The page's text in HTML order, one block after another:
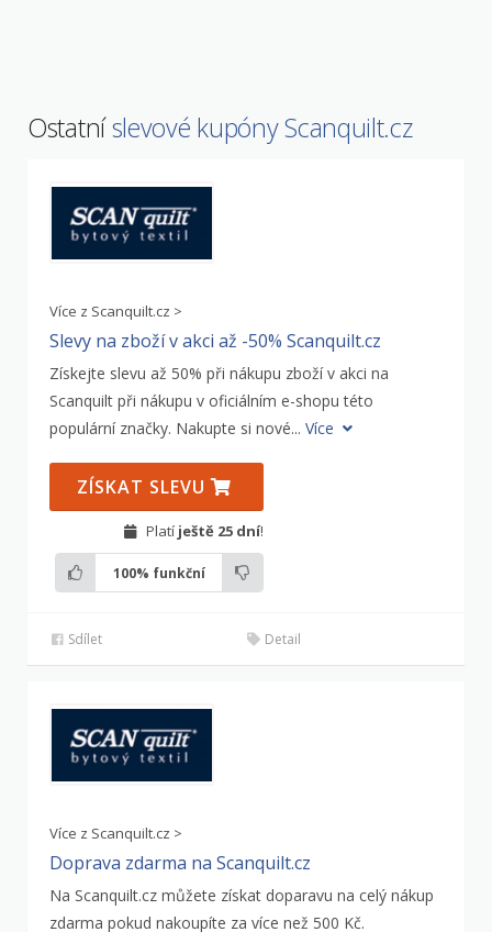
Ostatníslevové kupóny Scanquilt.cz
Více z Scanquilt.cz >
Slevy na zboží v akci až -50% Scanquilt.cz
Získejte slevu až 50% při nákupu zboží v akci na
Scanquilt při nákupu v oficiálním e-shopu této
populární značky. Nakupte si nové... Více
ZÍSKAT SLEVU
Platí ještě 25 dní!
100% funkční
Sdílet Detail
Více z Scanquilt.cz >
Doprava zdarma na Scanquilt.cz
Na Scanquilt.cz můžete získat doparavu na celý nákup
zdarma pokud nakoupíte za více než 500 Kč.